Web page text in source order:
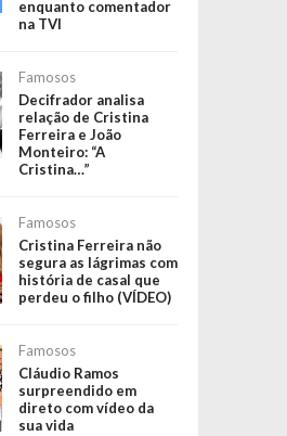
enquanto comentador
na TVI
Famosos
Decifrador analisa
relação de Cristina
Ferreira e João
Monteiro: “A
Cristina…”
Famosos
Cristina Ferreira não
segura as lágrimas com
história de casal que
perdeu o filho (VÍDEO)
Famosos
Cláudio Ramos
surpreendido em
direto com vídeo da
sua vida